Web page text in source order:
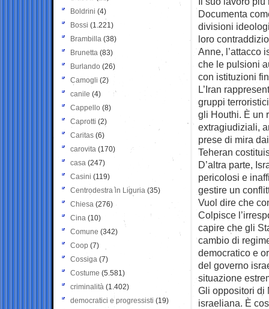
Documenta
divisioni
loro
Anne, l’attacco
che le pulsioni
con istituzioni
L’Iran
gruppi
gli Houthi. È un
extragiudiziali,
prese di mira
Teheran
D’altra parte,
pericolosi e
gestire un
Vuol dire che
Colpisce
capire che gli
cambio di
democratico e
del governo
situazione
Gli oppositori di
israeliana. È
Boldrini (4)
Bossi (1.221)
Brambilla (38)
Brunetta (83)
Burlando (26)
Camogli (2)
canile (4)
Cappello (8)
Caprotti (2)
Caritas (6)
carovita (170)
casa (247)
Casini (119)
Centrodestra in Liguria (35)
Chiesa (276)
Cina (10)
Comune (342)
Coop (7)
Cossiga (7)
Costume (5.581)
criminalità (1.402)
democratici e progressisti (19)